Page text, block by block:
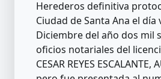
Herederos definitiva
Ciudad de Santa Ana el día
Diciembre del año dos mil
oficios notariales del
CESAR REYES